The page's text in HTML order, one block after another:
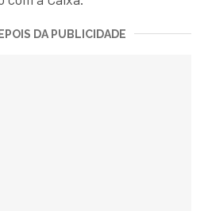
DA PUBLICIDADE